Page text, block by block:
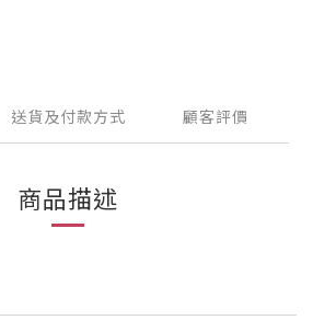
送貨及付款方式 顧客評價
商品描述